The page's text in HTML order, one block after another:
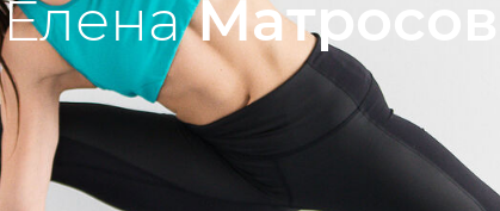
Елена Матросова